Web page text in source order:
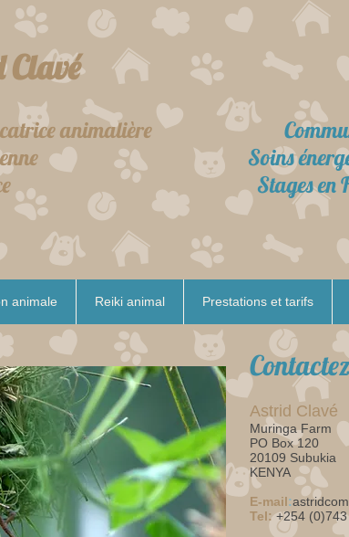
animalière
Soins
Stages en
animale Reiki animal Prestations et tarifs
Astrid Clavé
Muringa Farm
PO Box 120
20109 Subukia
KENYA
E-mail:
Tel:+254 (0)743